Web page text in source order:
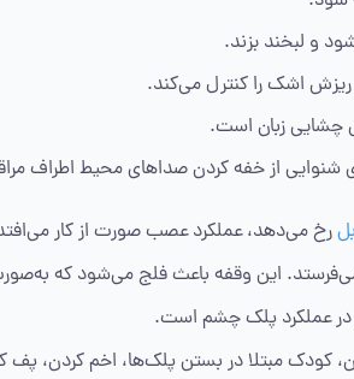
و لبخند بزند.
اشک را کنترل می‌کند.
زبان است.
شنوایی از خفه کردن صداهای محیط اطراف
رخ می‌دهد، عملکرد عصب صورت از کار
این وقفه باعث فلج می‌شود که
در عملکرد پلک چشم است.
کودک مبتلا در بستن پلک‌ها، اخم کردن،